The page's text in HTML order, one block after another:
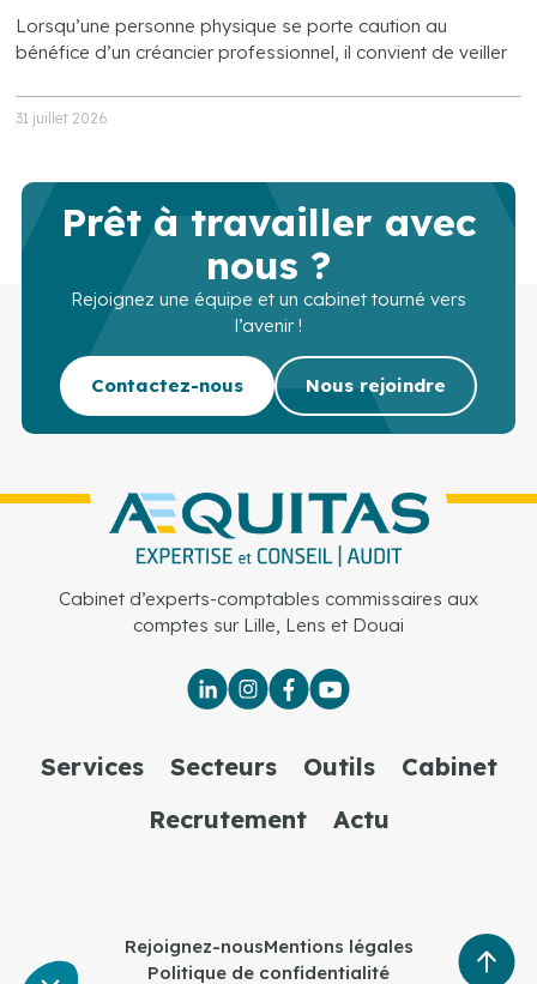
Lorsqu’une personne physique se porte caution au
bénéfice d’un créancier professionnel, il convient de veiller
31 juillet 2026
Prêt à travailler avec
nous ?
Rejoignez une équipe et un cabinet tourné vers
l’avenir !
Contactez-nous Nous rejoindre
Cabinet d’experts-comptables commissaires aux
comptes sur Lille, Lens et Douai
Services Secteurs Outils
Cabinet
Recrutement
Actu
Rejoignez-nousMentions légales
Politique de confidentialité